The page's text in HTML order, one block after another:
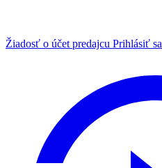
Žiadosť o účet predajcu Prihlásiť sa